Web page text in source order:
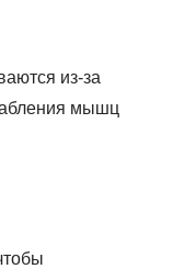
из-за
мышц